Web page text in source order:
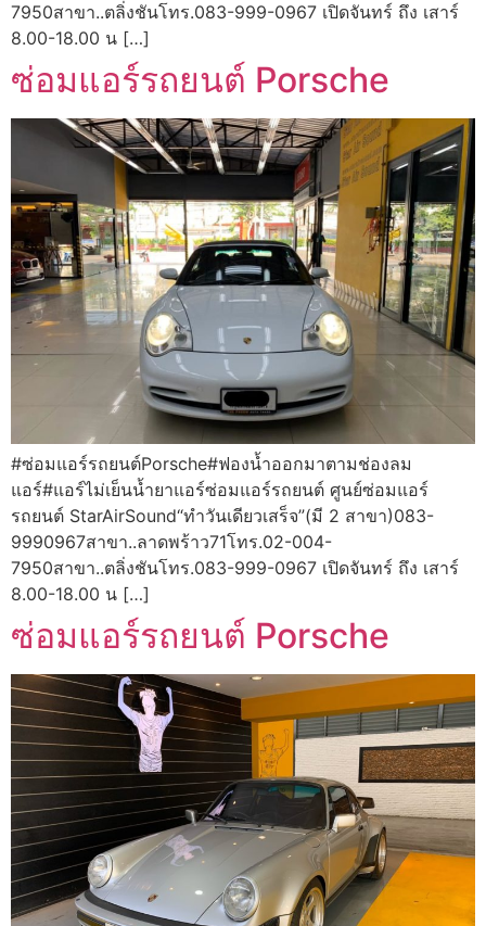
7950สาขา..ตลิ่งชันโทร.083-999-0967 เปิดจันทร์ ถึง เสาร์
8.00-18.00 น […]
ซ่อมแอร์รถยนต์ Porsche
#ซ่อมแอร์รถยนต์Porsche#ฟองน้ำออกมาตามช่องลม
แอร์#แอร์ไม่เย็นน้ำยาแอร์ซ่อมแอร์รถยนต์ ศูนย์ซ่อมแอร์
รถยนต์ StarAirSound“ทำวันเดียวเสร็จ”(มี 2 สาขา)083-
9990967สาขา..ลาดพร้าว71โทร.02-004-
7950สาขา..ตลิ่งชันโทร.083-999-0967 เปิดจันทร์ ถึง เสาร์
8.00-18.00 น […]
ซ่อมแอร์รถยนต์ Porsche